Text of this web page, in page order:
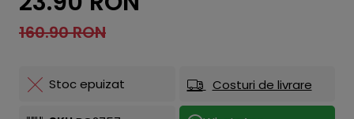
160.90 RON
Stoc epuizat Costuri de livrare